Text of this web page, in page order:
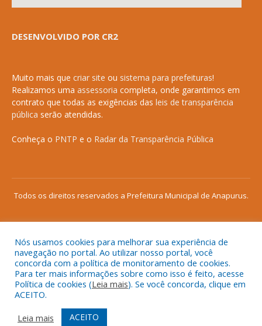
DESENVOLVIDO POR CR2
Muito mais que criar site ou sistema para prefeituras!
Realizamos uma assessoria completa, onde garantimos em
contrato que todas as exigências das leis de transparência
pública serão atendidas.
Conheça o PNTP e o Radar da Transparência Pública
Todos os direitos reservados a Prefeitura Municipal de Anapurus.
Mapa do Site
Acessar Área Administrativa
Acessar o Webmail
Nós usamos cookies para melhorar sua experiência de
navegação no portal. Ao utilizar nosso portal, você
concorda com a política de monitoramento de cookies.
Para ter mais informações sobre como isso é feito, acesse
Política de cookies (Leia mais). Se você concorda, clique em
ACEITO.
Leia mais
ACEITO